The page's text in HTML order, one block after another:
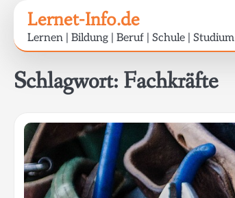
content
Lernet-Info.de
Lernen | Bildung | Beruf | Schule | Studium
Schlagwort: Fachkräfte